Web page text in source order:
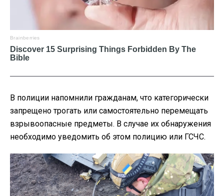
В полиции напомнили гражданам, что категорически
запрещено трогать или самостоятельно перемещать
взрывоопасные предметы. В случае их обнаружения
необходимо уведомить об этом полицию или ГСЧС.